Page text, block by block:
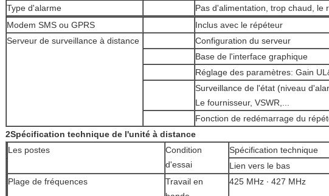
Type d'alarme
Pas d'alimentation, trop chaud, le
Modem SMS ou GPRS
Inclus avec le répéteur
Serveur de surveillance à distance
Configuration du serveur
Base de l'interface graphique
Réglage des paramètres: Gain
Surveillance de l'état (niveau
Le fournisseur, VSWR,...
Fonction de redémarrage du
2Spécification technique de l'unité à distance
Les postes
Condition
d'essai
Spécification technique
Lien vers le bas
Plage de fréquences
Travail en
425 MHz ∙ 427 MHz